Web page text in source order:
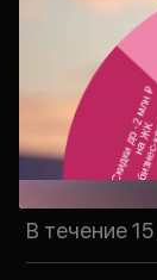
Ваш
свяжется с
В течение